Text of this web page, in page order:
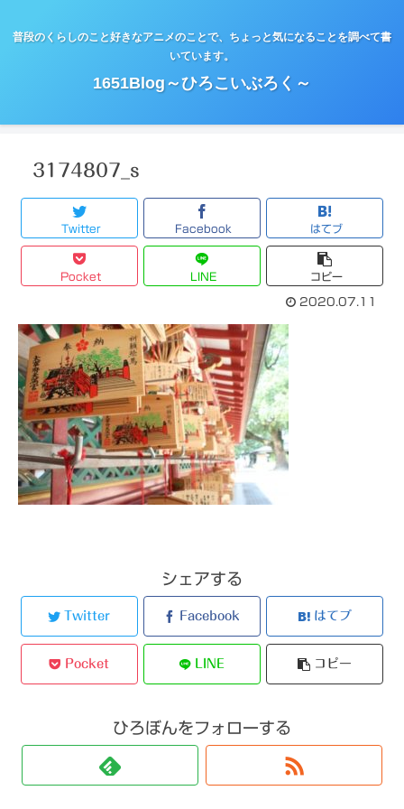
普段のくらしのこと好きなアニメのことで、ちょっと気になることを調べて書
いています。
1651Blog～ひろこいぶろく～
3174807_s
Twitter Facebook はてブ
Pocket LINE コピー
2020.07.11
シェアする
Twitter Facebook はてブ
Pocket LINE コピー
ひろぼんをフォローする